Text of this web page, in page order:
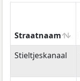
Straatnaam
Straatnaam
Stieltjeskanaal